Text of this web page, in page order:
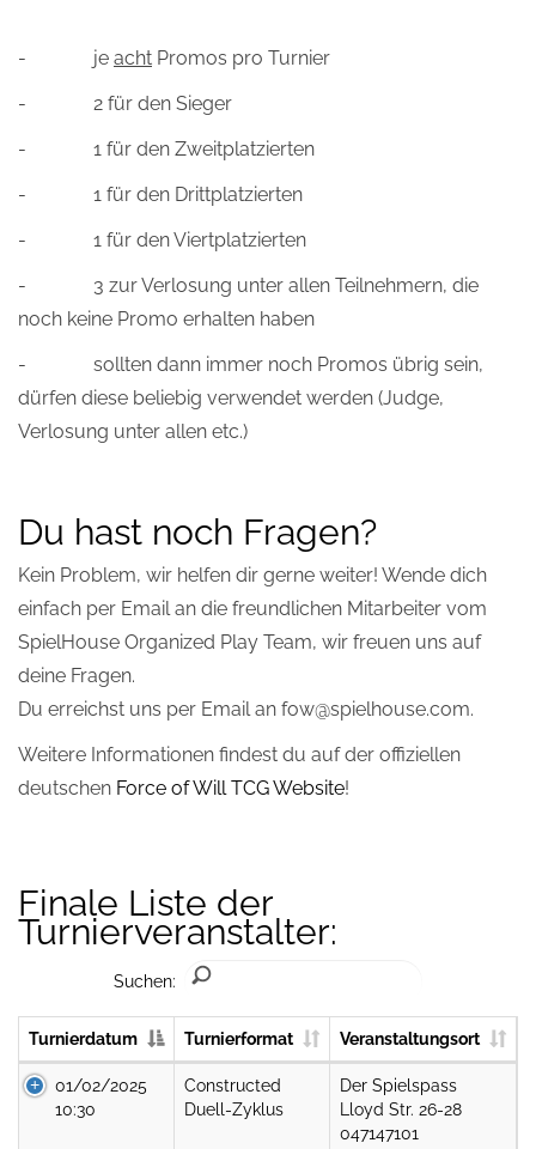
- je acht Promos pro Turnier
- 2 für den Sieger
- 1 für den Zweitplatzierten
- 1 für den Drittplatzierten
- 1 für den Viertplatzierten
- 3 zur Verlosung unter allen Teilnehmern, die
noch keine Promo erhalten haben
- sollten dann immer noch Promos übrig sein,
dürfen diese beliebig verwendet werden (Judge,
Verlosung unter allen etc.)
Du hast noch Fragen?
Kein Problem, wir helfen dir gerne weiter! Wende dich
einfach per Email an die freundlichen Mitarbeiter vom
SpielHouse Organized Play Team, wir freuen uns auf
deine Fragen.
Du erreichst uns per Email an fow@spielhouse.com.
Weitere Informationen findest du auf der offiziellen
deutschen Force of Will TCG Website!
Finale Liste der
Turnierveranstalter:
Suchen:
Turnierdatum Turnierformat Veranstaltungsort
01/02/2025
10:30
Constructed
Duell-Zyklus
Der Spielspass
Lloyd Str. 26-28
047147101